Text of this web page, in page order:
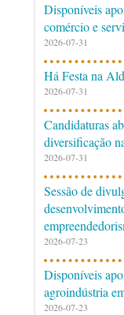
Disponíveis
comércio e
2026-07-31
Há Festa na
2026-07-31
Candidaturas
diversificação
2026-07-31
Sessão de
2026-07-23
Disponíveis
agroindústria
2026-07-23